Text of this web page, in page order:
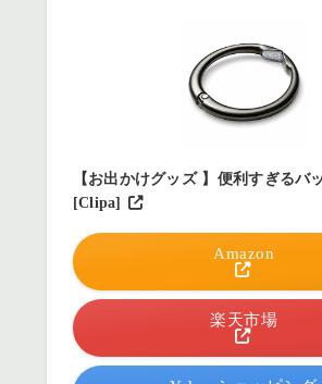
【お出かけグッズ 】便利すぎるバ
[Clipa]
Amazon
楽天市場